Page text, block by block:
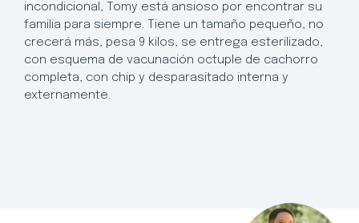
incondicional, Tomy está ansioso por encontrar su
familia para siempre. Tiene un tamaño pequeño, no
crecerá más, pesa 9 kilos, se entrega esterilizado,
con esquema de vacunación octuple de cachorro
completa, con chip y desparasitado interna y
externamente.